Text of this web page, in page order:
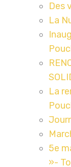
Des
La
La
5e
»-